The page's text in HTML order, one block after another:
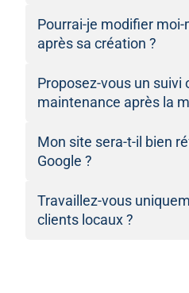
Pourrai-je modifier
après sa création ?
Proposez-vous un suivi
maintenance après la
Mon site sera-t-il bien
Google ?
Travaillez-vous
clients locaux ?